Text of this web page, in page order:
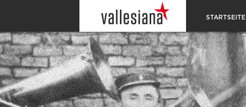
STARTSEITE